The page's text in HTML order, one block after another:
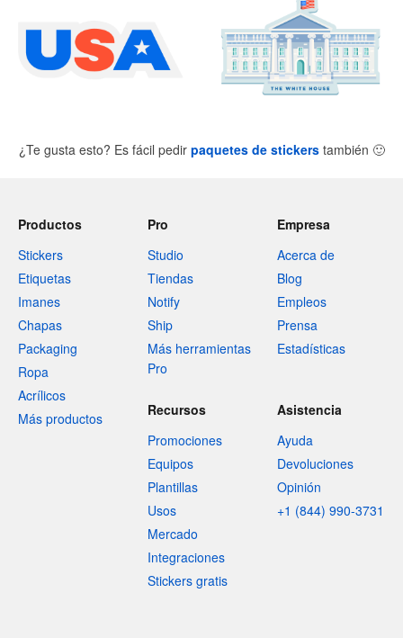
¿Te gusta esto? Es fácil pedir paquetes de stickerstambién 🙂
Productos
Stickers
Etiquetas
Imanes
Chapas
Packaging
Ropa
Acrílicos
Más productos
Pro
Studio
Tiendas
Notify
Ship
Más herramientas
Pro
Empresa
Acerca de
Blog
Empleos
Prensa
Estadísticas
Recursos
Promociones
Equipos
Plantillas
Usos
Mercado
Integraciones
Stickers gratis
Asistencia
Ayuda
Devoluciones
Opinión
+1 (844) 990-3731